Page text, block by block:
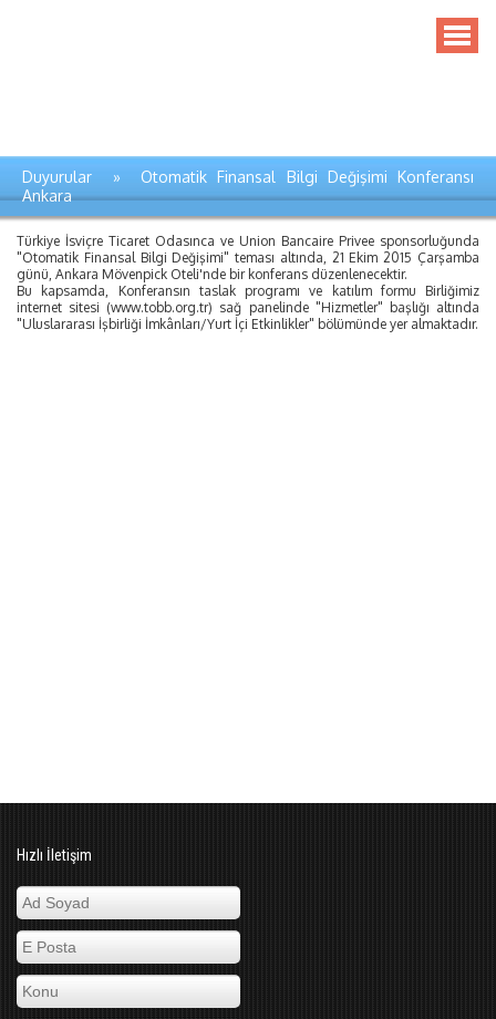
Duyurular » Otomatik Finansal Bilgi Değişimi Konferansı
Ankara
Türkiye İsviçre Ticaret Odasınca ve Union Bancaire Privee sponsorluğunda
"Otomatik Finansal Bilgi Değişimi" teması altında, 21 Ekim 2015 Çarşamba
günü, Ankara Mövenpick Oteli'nde bir konferans düzenlenecektir.
Bu kapsamda, Konferansın taslak programı ve katılım formu Birliğimiz
internet sitesi (www.tobb.org.tr) sağ panelinde "Hizmetler" başlığı altında
"Uluslararası İşbirliği İmkânları/Yurt İçi Etkinlikler" bölümünde yer almaktadır.
Hızlı İletişim